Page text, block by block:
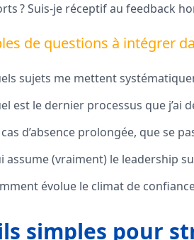
? Suis-je réceptif au feedback
de questions à intégrer
sujets me mettent
est le dernier processus que j’ai
cas d’absence prolongée, que se
assume (vraiment) le leadership
évolue le climat de
simples pour